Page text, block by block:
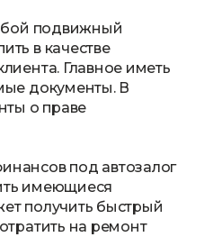
подвижный
в качестве
Главное иметь
документы. В
о праве
под автозалог
имеющиеся
получить быстрый
на ремонт